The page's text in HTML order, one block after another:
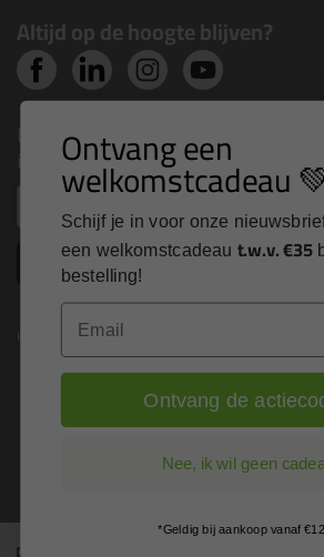
Altijd op de hoogte blijven?
Nieuws, tips en exclusieve deals
inbox
Inschrijven
Kitcentrum is trots op:
Alle prijzen
Ontvang een
welkomstcadeau
Schijf je in voor onze
een welkomstcadeau t.w.v. €35
bestelling!
Email
Ontvang de
Nee, ik wil geen
*Geldig bij aankoop vanaf